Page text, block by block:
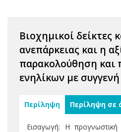
Βιοχημικοί δείκτες
ανεπάρκειας και η
παρακολούθηση
ενηλίκων με
Περίληψη Περίληψη σε
Εισαγωγή: Η